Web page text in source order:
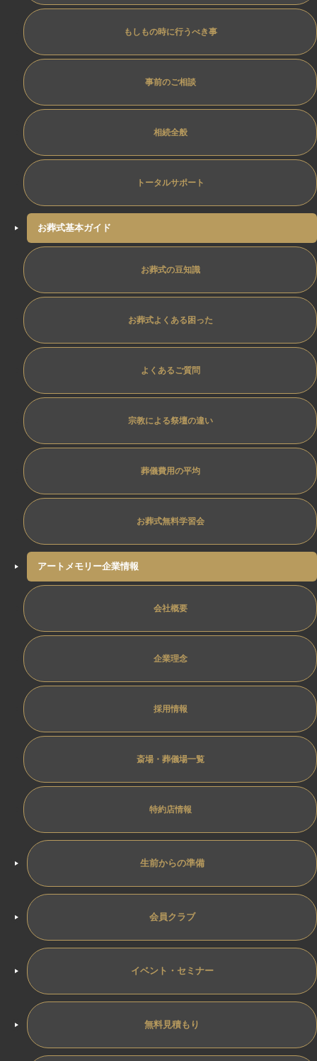
もしもの時に行うべき事
事前のご相談
相続全般
トータルサポート
お葬式基本ガイド
お葬式の豆知識
お葬式よくある困った
よくあるご質問
宗教による祭壇の違い
葬儀費用の平均
お葬式無料学習会
アートメモリー企業情報
会社概要
企業理念
採用情報
斎場・葬儀場一覧
特約店情報
生前からの準備
会員クラブ
イベント・セミナー
無料見積もり